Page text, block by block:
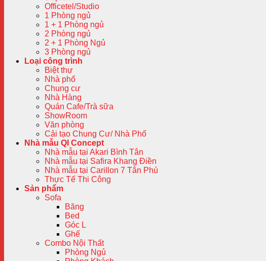
Officetel/Studio
1 Phòng ngủ
1 + 1 Phòng ngủ
2 Phòng ngủ
2 + 1 Phòng Ngủ
3 Phòng ngủ
Loại công trình
Biệt thự
Nhà phố
Chung cư
Nhà Hàng
Quán Cafe/Trà sữa
ShowRoom
Văn phòng
Cải tạo Chung Cư/ Nhà Phố
Nhà mẫu QI Concept
Nhà mẫu tại Akari Bình Tân
Nhà mẫu tại Safira Khang Điền
Nhà mẫu tại Carillon 7 Tân Phú
Thực Tế Thi Công
Sản phẩm
Sofa
Băng
Bed
Góc L
Ghế
Combo Nội Thất
Phòng Ngủ